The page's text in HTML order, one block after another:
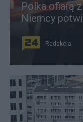
Polka ofiarą
Niemcy
Redakcja